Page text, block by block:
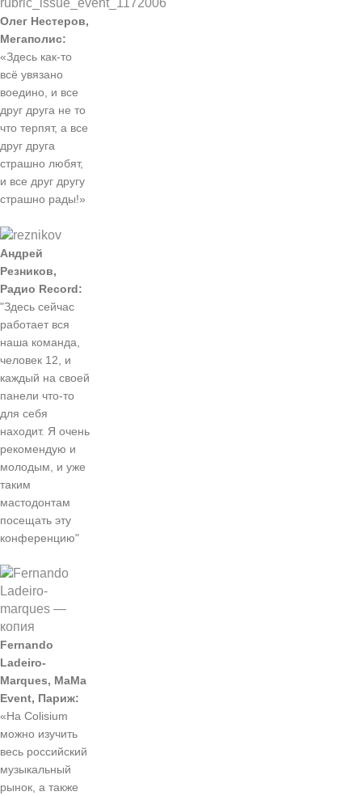
Олег Нестеров,
Мегаполис:
«Здесь как-то
всё увязано
воедино, и все
друг друга не то
что терпят, а все
друг друга
страшно любят,
и все друг другу
страшно рады!»
Андрей
Резников,
Радио Record:
"Здесь сейчас
работает вся
наша команда,
человек 12, и
каждый на своей
панели что-то
для себя
находит. Я очень
рекомендую и
молодым, и уже
таким
мастодонтам
посещать эту
конференцию"
Fernando
Ladeiro-
Marques, MaMa
Event, Париж:
«На Colisium
можно изучить
весь российский
музыкальный
рынок, а также